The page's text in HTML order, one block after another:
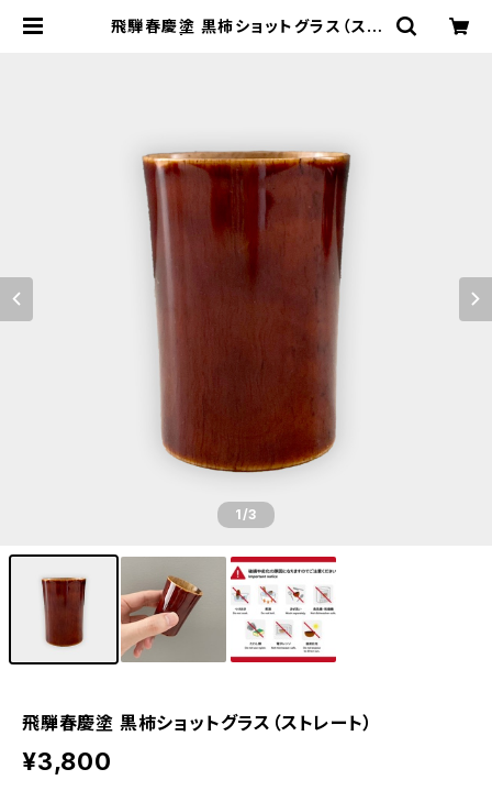
飛騨春慶塗 黒柿ショットグラス（スト
1/3
飛騨春慶塗 黒柿ショットグラス（ストレート）
¥3,800